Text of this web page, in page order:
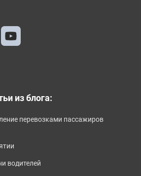
из блога:
перевозками пассажиров
водителей